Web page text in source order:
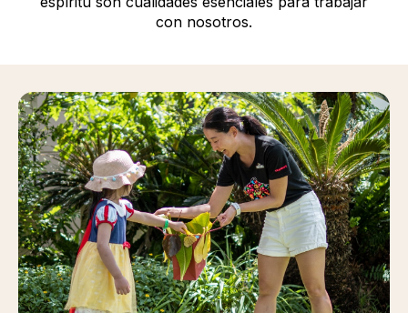
con nosotros.